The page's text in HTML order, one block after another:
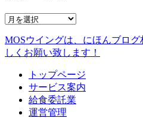
MOSウイングは、にほんブログ
しくお願い致します！
トップページ
サービス案内
給食委託業
運営管理